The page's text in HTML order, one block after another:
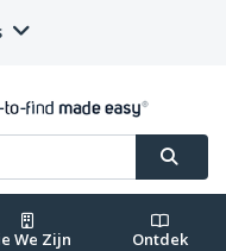
We Zijn Ontdek